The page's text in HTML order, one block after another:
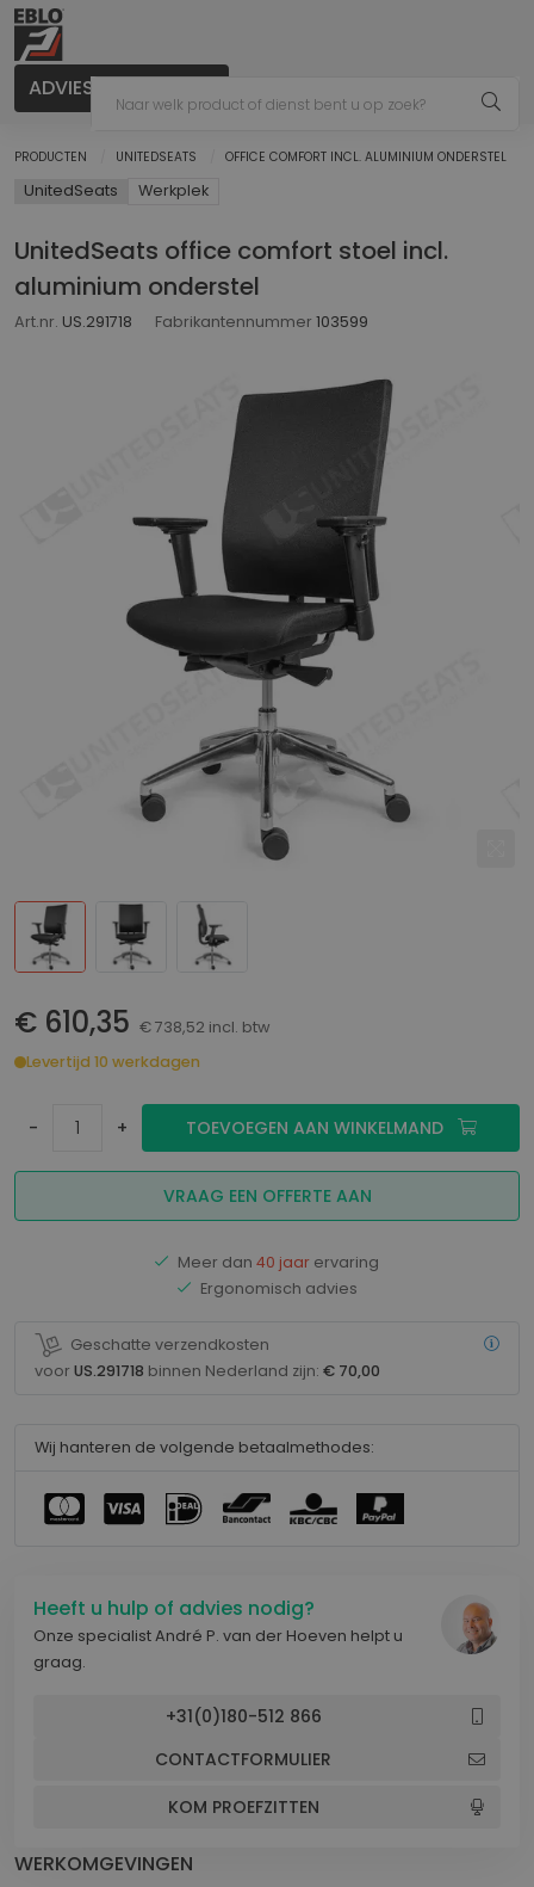
ADVIES AANVRAGEN
PRODUCTEN UNITEDSEATS OFFICE COMFORT INCL. ALUMINIUM ONDERSTEL
UnitedSeats Werkplek
UnitedSeats office comfort stoel incl.
aluminium onderstel
Art.nr. US.291718 Fabrikantennummer 103599
€ 610,35 € 738,52 incl. btw
Levertijd 10 werkdagen
- + TOEVOEGEN AAN WINKELMAND
VRAAG EEN OFFERTE AAN
Meer dan 40 jaar ervaring
Ergonomisch advies
Geschatte verzendkosten
voor US.291718 binnen Nederland zijn: € 70,00
Wij hanteren de volgende betaalmethodes:
Heeft u hulp of advies nodig?
Onze specialist André P. van der Hoeven helpt u
graag.
+31(0)180-512 866
CONTACTFORMULIER
KOM PROEFZITTEN
WERKOMGEVINGEN